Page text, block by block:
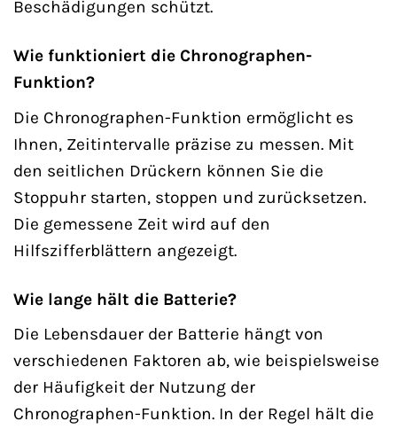
Beschädigungen schützt.
Wie funktioniert die Chronographen-
Funktion?
Die Chronographen-Funktion ermöglicht es
Ihnen, Zeitintervalle präzise zu messen. Mit
den seitlichen Drückern können Sie die
Stoppuhr starten, stoppen und zurücksetzen.
Die gemessene Zeit wird auf den
Hilfszifferblättern angezeigt.
Wie lange hält die Batterie?
Die Lebensdauer der Batterie hängt von
verschiedenen Faktoren ab, wie beispielsweise
der Häufigkeit der Nutzung der
Chronographen-Funktion. In der Regel hält die